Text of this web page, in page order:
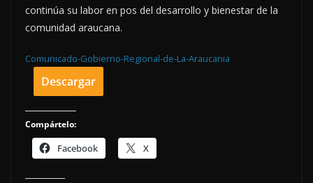
continúa su labor en pos del desarrollo y bienestar de la
comunidad araucana.
Comunicado-Gobierno-Regional-de-La-Araucania
Descargar
Compártelo:
Facebook X